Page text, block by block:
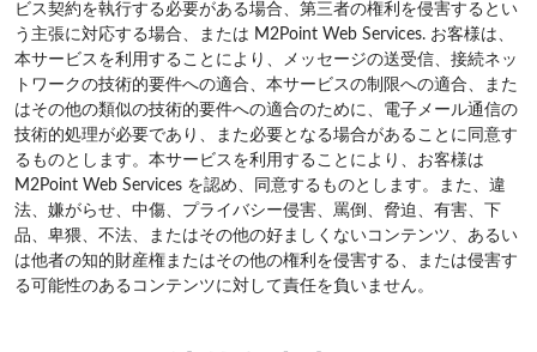
ビス契約を執行する必要がある場合、第三者の権利を侵害するとい
う主張に対応する場合、または M2Point Web Services. お客様は、
本サービスを利用することにより、メッセージの送受信、接続ネッ
トワークの技術的要件への適合、本サービスの制限への適合、また
はその他の類似の技術的要件への適合のために、電子メール通信の
技術的処理が必要であり、また必要となる場合があることに同意す
るものとします。本サービスを利用することにより、お客様は
M2Point Web Services を認め、同意するものとします。また、違
法、嫌がらせ、中傷、プライバシー侵害、罵倒、脅迫、有害、下
品、卑猥、不法、またはその他の好ましくないコンテンツ、あるい
は他者の知的財産権またはその他の権利を侵害する、または侵害す
る可能性のあるコンテンツに対して責任を負いません。